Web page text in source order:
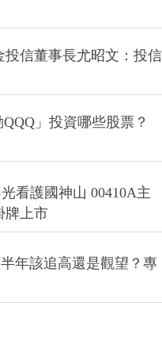
投信董事長尤昭文：投信
」投資哪些股票？
看護國神山 00410A主
牌上市
年該追高還是觀望？專